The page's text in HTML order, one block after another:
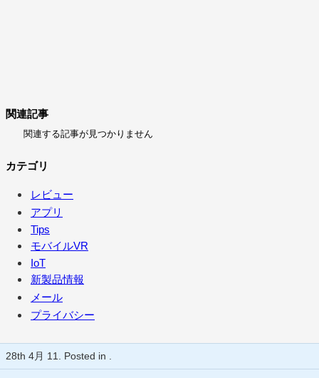
関連記事
関連する記事が見つかりません
カテゴリ
レビュー
アプリ
Tips
モバイルVR
IoT
新製品情報
メール
プライバシー
28th 4月 11. Posted in .